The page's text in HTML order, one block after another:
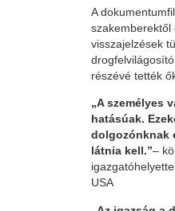
A
szakemberektől
visszajelzések
részévé tették
„A személyes
hatásúak.
dolgozónknak
látnia kell.”–
USA